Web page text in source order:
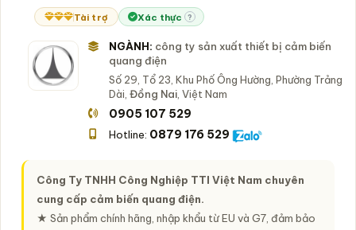
Tài trợ Xác thực ?
NGÀNH: công ty sản xuất thiết bị cảm biến
quang điện
Số 29, Tổ 23, Khu Phố Ông Hường, Phường Trảng
Dài, Đồng Nai, Việt Nam
0905 107 529
Hotline: 0879 176 529
Công Ty TNHH Công Nghiệp TTI Việt Nam chuyên
cung cấp cảm biến quang điện.
★ Sản phẩm chính hãng, nhập khẩu từ EU và G7, đảm bảo